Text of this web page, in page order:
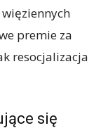
premie za
resocjalizacja
się